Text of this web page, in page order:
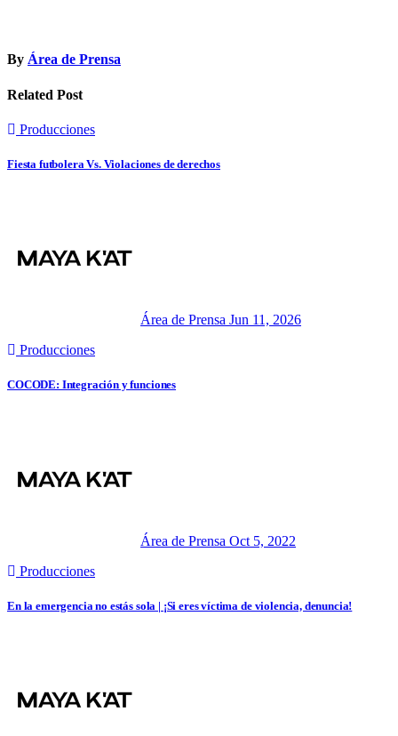
By Área de Prensa
Related Post
Producciones
Fiesta futbolera Vs. Violaciones de derechos
Área de Prensa Jun 11, 2026
Producciones
COCODE: Integración y funciones
Área de Prensa Oct 5, 2022
Producciones
En la emergencia no estás sola | ¡Si eres víctima de violencia, denuncia!